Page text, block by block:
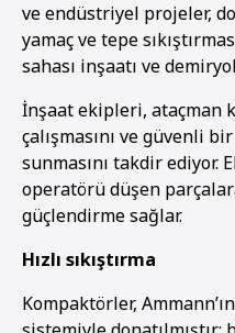
ve endüstriyel projeler,
yamaç ve tepe
sahası inşaatı ve
İnşaat ekipleri, ataçman
çalışmasını ve güvenli
sunmasını takdir ediyor.
operatörü düşen
güçlendirme sağlar.
Hızlı sıkıştırma
Kompaktörler,